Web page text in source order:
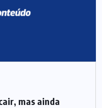
mas ainda